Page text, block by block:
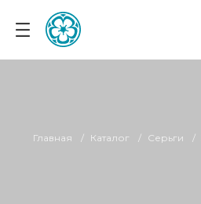
Главная Каталог Серьги